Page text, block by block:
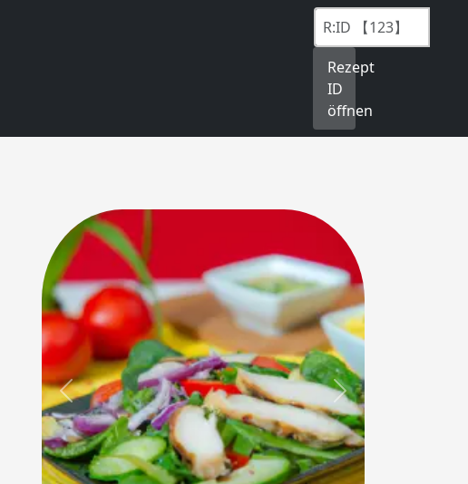
Rezept
ID
öffnen
Previous Next